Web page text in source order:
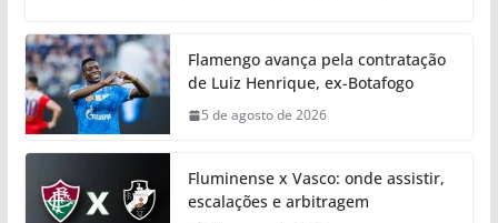
Flamengo avança pela contratação
de Luiz Henrique, ex-Botafogo
5 de agosto de 2026
Fluminense x Vasco: onde assistir,
escalações e arbitragem